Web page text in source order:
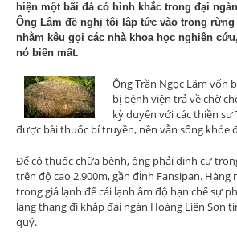
hiện một bãi đá có hình khắc trong đại
Ông Lâm đề nghị tôi lập tức vào trong
nhằm kêu gọi các nhà khoa học nghiên
nó biến mất.
Ông Trần Ngọc Lâm vốn
bị bệnh viện trả về chờ
kỳ duyên với các thiền sư
được bài thuốc bí truyền, nên vẫn sống khỏe
Để có thuốc chữa bệnh, ông phải định cư
trên độ cao 2.900m, gần đỉnh Fansipan. Hàng
trong giá lạnh để cái lạnh âm độ hạn chế sự
lang thang đi khắp đại ngàn Hoàng Liên Sơn
quý.